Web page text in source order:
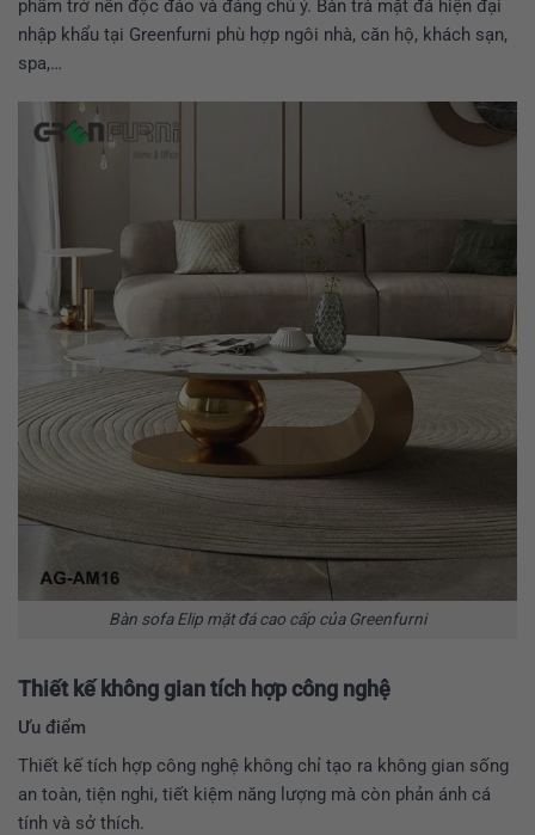
phẩm trở nên độc đáo và đáng chú ý. Bàn trà mặt đá hiện đại
nhập khẩu tại Greenfurni phù hợp ngôi nhà, căn hộ, khách sạn,
spa,…
Bàn sofa Elip mặt đá cao cấp của Greenfurni
Thiết kế không gian tích hợp công nghệ
Ưu điểm
Thiết kế tích hợp công nghệ không chỉ tạo ra không gian sống
an toàn, tiện nghi, tiết kiệm năng lượng mà còn phản ánh cá
tính và sở thích.